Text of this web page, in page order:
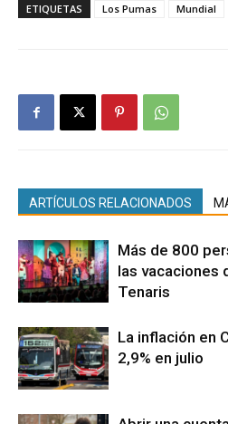
ETIQUETAS
Los Pumas Mundial
ARTÍCULOS RELACIONADOS
Más de 800
las vacaciones
Tenaris
La inflación en
2,9% en julio